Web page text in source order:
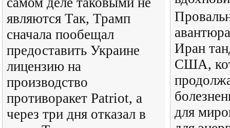
являются Так, Трамп
сначала пообещал
предоставить Украине
лицензию на
производство
противоракет Patriot, а
через три дня отказал в
Иран
США,
для